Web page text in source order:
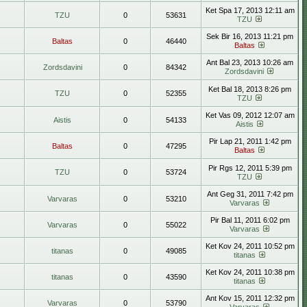
TZU 0 53631
Ket Spa 17, 2013 12:11 am
TZU
Baltas 0 46440
Sek Bir 16, 2013 11:21 pm
Baltas
Zordsdavini 0 84342
Ant Bal 23, 2013 10:26 am
Zordsdavini
TZU 0 52355
Ket Bal 18, 2013 8:26 pm
TZU
Aistis 0 54133
Ket Vas 09, 2012 12:07 am
Aistis
Baltas 0 47295
Pir Lap 21, 2011 1:42 pm
Baltas
TZU 0 53724
Pir Rgs 12, 2011 5:39 pm
TZU
Varvaras 0 53210
Ant Geg 31, 2011 7:42 pm
Varvaras
Varvaras 0 55022
Pir Bal 11, 2011 6:02 pm
Varvaras
titanas 0 49085
Ket Kov 24, 2011 10:52 pm
titanas
titanas 0 43590
Ket Kov 24, 2011 10:38 pm
titanas
Varvaras 0 53790
Ant Kov 15, 2011 12:32 pm